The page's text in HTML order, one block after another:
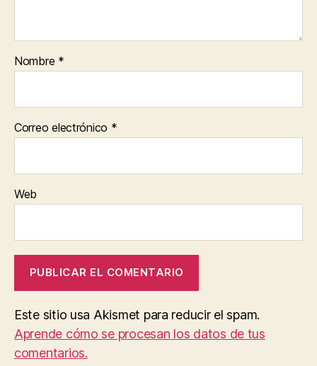
Nombre *
Correo electrónico *
Web
Este sitio usa Akismet para reducir el spam.
Aprende cómo se procesan los datos de tus
comentarios.